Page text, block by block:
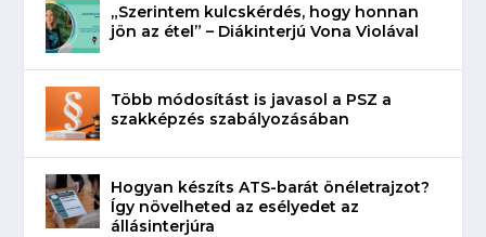
„Szerintem kulcskérdés, hogy honnan
jön az étel” – Diákinterjú Vona Violával
Több módosítást is javasol a PSZ a
szakképzés szabályozásában
Hogyan készíts ATS-barát önéletrajzot?
Így növelheted az esélyedet az
állásinterjúra